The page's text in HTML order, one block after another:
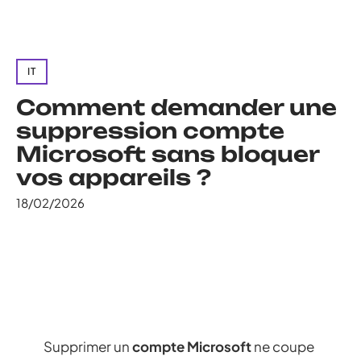
IT
Comment demander une
suppression compte
Microsoft sans bloquer
vos appareils ?
18/02/2026
Supprimer uncompte Microsoftne coupe